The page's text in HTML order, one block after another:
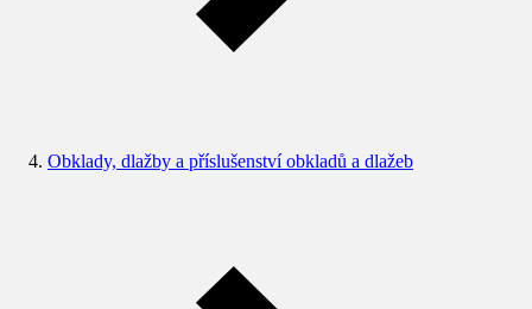
Obklady, dlažby a příslušenství obkladů a dlažeb